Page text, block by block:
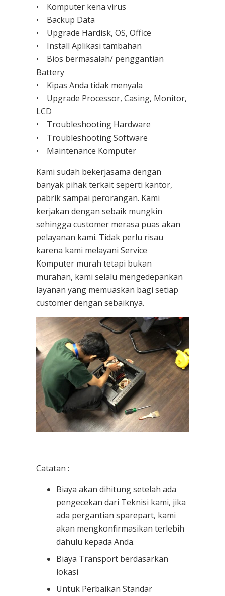
• Komputer kena virus
• Backup Data
• Upgrade Hardisk, OS, Office
• Install Aplikasi tambahan
• Bios bermasalah/ penggantian
Battery
• Kipas Anda tidak menyala
• Upgrade Processor, Casing, Monitor,
LCD
• Troubleshooting Hardware
• Troubleshooting Software
• Maintenance Komputer
Kami sudah bekerjasama dengan
banyak pihak terkait seperti kantor,
pabrik sampai perorangan. Kami
kerjakan dengan sebaik mungkin
sehingga customer merasa puas akan
pelayanan kami. Tidak perlu risau
karena kami melayani Service
Komputer murah tetapi bukan
murahan, kami selalu mengedepankan
layanan yang memuaskan bagi setiap
customer dengan sebaiknya.
Catatan :
Biaya akan dihitung setelah ada
pengecekan dari Teknisi kami, jika
ada pergantian sparepart, kami
akan mengkonfirmasikan terlebih
dahulu kepada Anda.
Biaya Transport berdasarkan
lokasi
Untuk Perbaikan Standar